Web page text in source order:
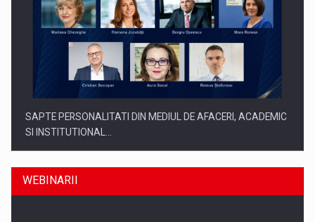
SAPTE PERSONALITATI DIN MEDIUL DE AFACERI, ACADEMIC
SI INSTITUTIONAL…
WEBINARII